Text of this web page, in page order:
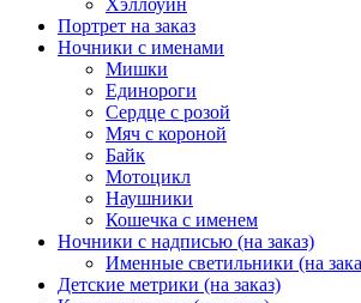
Хэллоуин
Портрет на заказ
Ночники с именами
Мишки
Единороги
Сердце с розой
Мяч с короной
Байк
Мотоцикл
Наушники
Кошечка с именем
Ночники с надписью (на заказ)
Именные светильники (на
Детские метрики (на заказ)